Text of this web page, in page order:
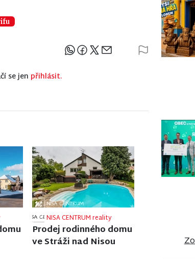
Sdílejte článek
se jen přihlásit.
NISA CENTRUM reality
Prodej rodinného domu
v Semilech